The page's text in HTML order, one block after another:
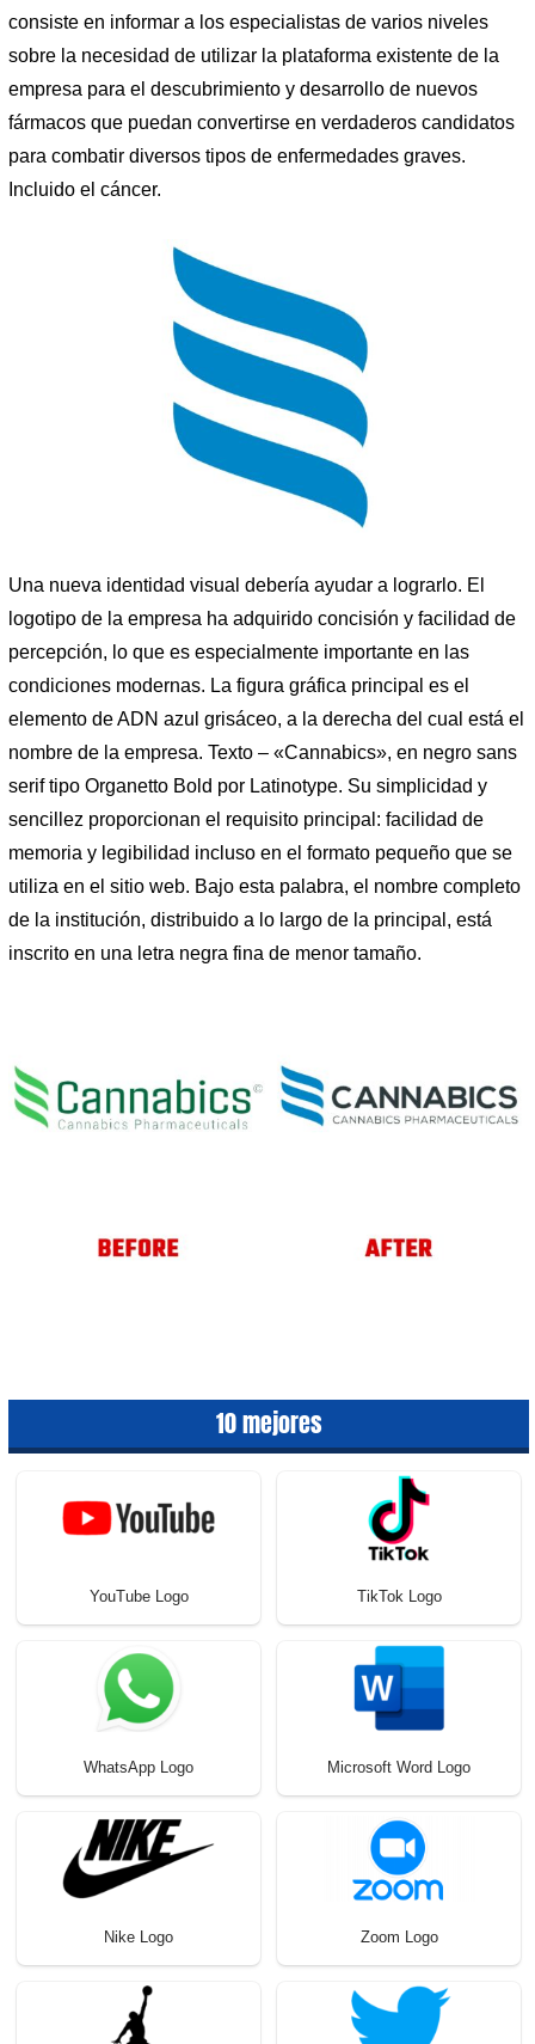
consiste en informar a los especialistas de varios niveles
sobre la necesidad de utilizar la plataforma existente de la
empresa para el descubrimiento y desarrollo de nuevos
fármacos que puedan convertirse en verdaderos candidatos
para combatir diversos tipos de enfermedades graves.
Incluido el cáncer.
Una nueva identidad visual debería ayudar a lograrlo. El
logotipo de la empresa ha adquirido concisión y facilidad de
percepción, lo que es especialmente importante en las
condiciones modernas. La figura gráfica principal es el
elemento de ADN azul grisáceo, a la derecha del cual está el
nombre de la empresa. Texto – «Cannabics», en negro sans
serif tipo Organetto Bold por Latinotype. Su simplicidad y
sencillez proporcionan el requisito principal: facilidad de
memoria y legibilidad incluso en el formato pequeño que se
utiliza en el sitio web. Bajo esta palabra, el nombre completo
de la institución, distribuido a lo largo de la principal, está
inscrito en una letra negra fina de menor tamaño.
10 mejores
YouTube Logo TikTok Logo
WhatsApp Logo Microsoft Word Logo
Nike Logo Zoom Logo